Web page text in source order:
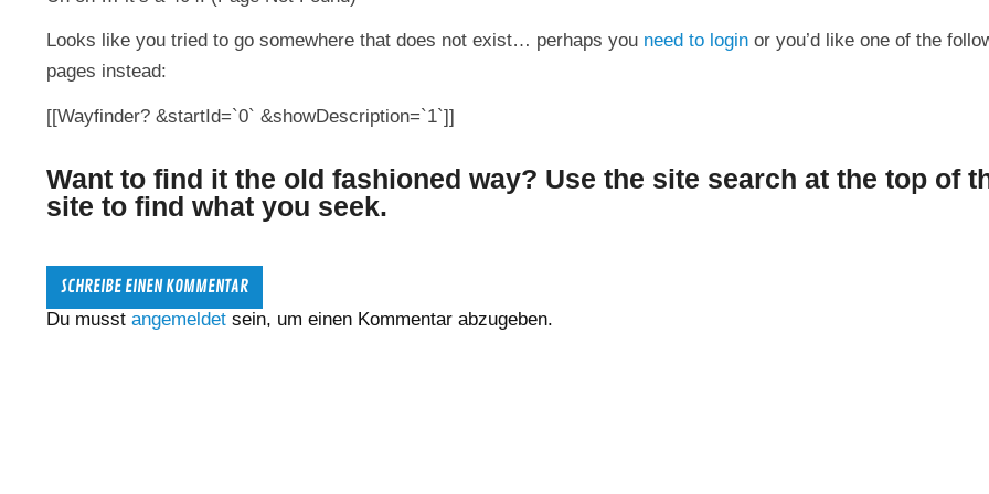
Looks like you tried to go somewhere that does not exist… perhaps you need to login or you’d like one of the
pages instead:
[[Wayfinder? &startId=`0` &showDescription=`1`]]
Want to find it the old fashioned way? Use the site search at the top of
site to find what you seek.
SCHREIBE EINEN KOMMENTAR
Du musst angemeldet sein, um einen Kommentar abzugeben.